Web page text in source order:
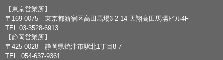
【東京営業所】
〒169-0075 東京都新宿区高田馬場3-2-14 天翔高田馬場ビル4F
TEL:03-3528-6913
【静岡営業所】
〒425-0028 静岡県焼津市駅北1丁目8-7
TEL: 054-637-9361